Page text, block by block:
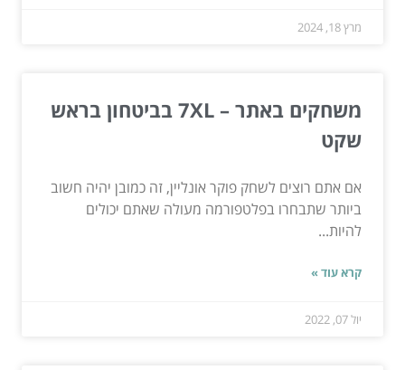
מרץ 18, 2024
משחקים באתר – 7XL בביטחון בראש
שקט
אם אתם רוצים לשחק פוקר אונליין, זה כמובן יהיה חשוב
ביותר שתבחרו בפלטפורמה מעולה שאתם יכולים
להיות...
קרא עוד »
יול 07, 2022